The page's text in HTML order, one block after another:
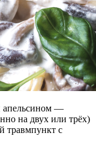
апельсином —
на двух или трёх)
травмпункт с